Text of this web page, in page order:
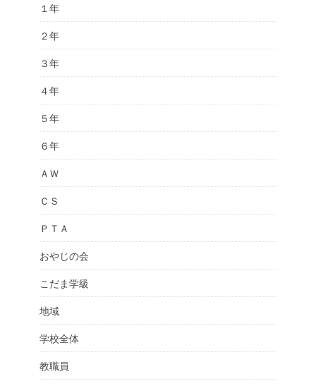
１年
２年
３年
４年
５年
６年
ＡＷ
ＣＳ
ＰＴＡ
おやじの会
こだま学級
地域
学校全体
教職員